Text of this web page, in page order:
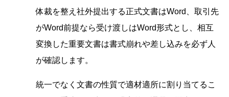
体裁を整え社外提出する正式文書はWord、取引先
がWord前提なら受け渡しはWord形式とし、相互
変換した重要文書は書式崩れや差し込みを必ず人
が確認します。
統一でなく文書の性質で適材適所に割り当てるこ